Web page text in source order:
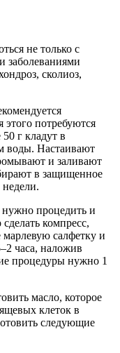
не только с
заболеваниями
сколиоз,
потребуются
г кладут в
воды. Настаивают
и заливают
в защищенное
нужно процедить и
компресс,
салфетку и
часа, наложив
процедуры нужно 1
масло, которое
клеток в
следующие